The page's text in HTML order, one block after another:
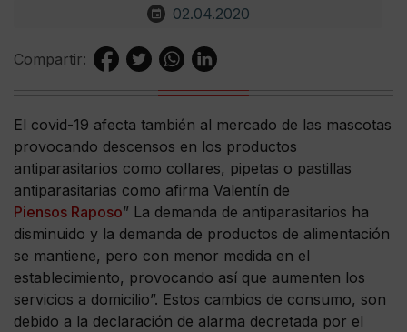
02.04.2020
Compartir:
El covid-19 afecta también al mercado de las mascotas
provocando descensos en los productos
antiparasitarios como collares, pipetas o pastillas
antiparasitarias como afirma Valentín de
Piensos Raposo” La demanda de antiparasitarios ha
disminuido y la demanda de productos de alimentación
se mantiene, pero con menor medida en el
establecimiento, provocando así que aumenten los
servicios a domicilio”. Estos cambios de consumo, son
debido a la declaración de alarma decretada por el